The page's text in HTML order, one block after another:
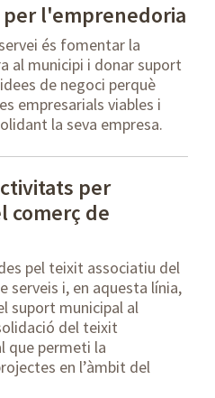
l'emprenedoria
és fomentar la
al municipi i donar suport
de negoci perquè
empresarials viables i
la seva empresa.
per
comerç de
pel teixit associatiu del
serveis i, en aquesta línia,
suport municipal al
del teixit
que permeti la
en l’àmbit del